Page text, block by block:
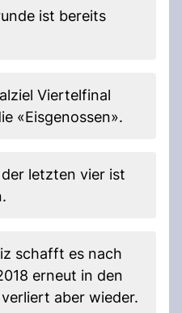
ist bereits
Viertelfinal
«Eisgenossen».
der letzten vier ist
schafft es nach
erneut in den
aber wieder.